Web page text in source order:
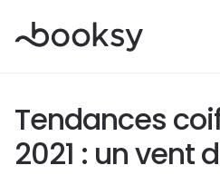
au
Tendances
2021 : un vent